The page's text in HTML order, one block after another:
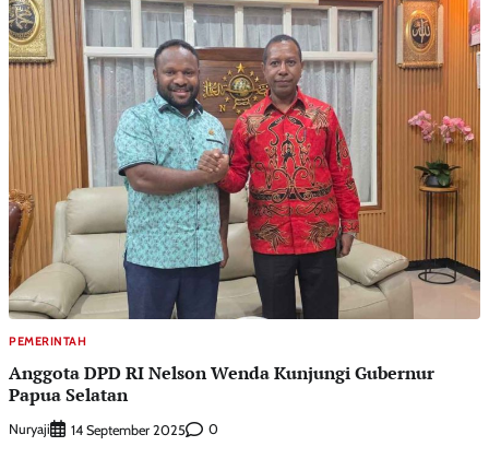
PEMERINTAH
Anggota DPD RI Nelson Wenda Kunjungi Gubernur
Papua Selatan
Nuryaji 14 September 2025 0